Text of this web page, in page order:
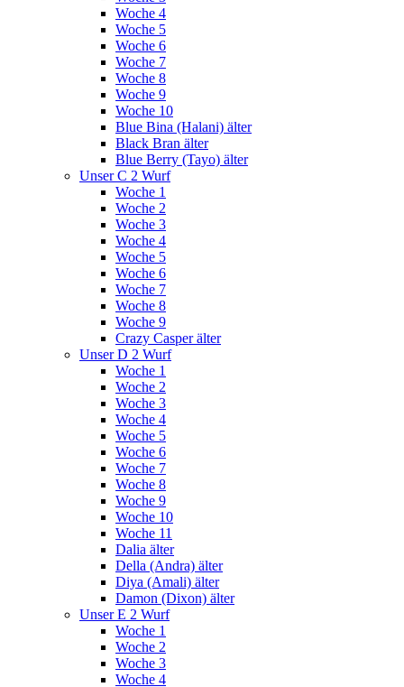
Woche 4
Woche 5
Woche 6
Woche 7
Woche 8
Woche 9
Woche 10
Blue Bina (Halani) älter
Black Bran älter
Blue Berry (Tayo) älter
Unser C 2 Wurf
Woche 1
Woche 2
Woche 3
Woche 4
Woche 5
Woche 6
Woche 7
Woche 8
Woche 9
Crazy Casper älter
Unser D 2 Wurf
Woche 1
Woche 2
Woche 3
Woche 4
Woche 5
Woche 6
Woche 7
Woche 8
Woche 9
Woche 10
Woche 11
Dalia älter
Della (Andra) älter
Diya (Amali) älter
Damon (Dixon) älter
Unser E 2 Wurf
Woche 1
Woche 2
Woche 3
Woche 4